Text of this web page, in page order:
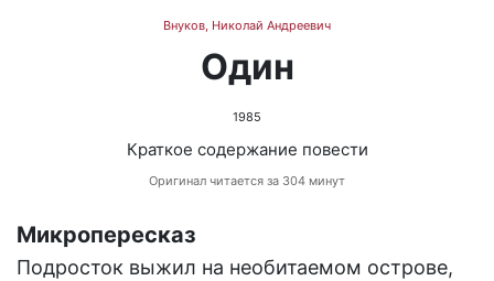
Внуков, Николай Андреевич
Один
1985
Краткое содержание повести
Оригинал читается за 304 минут
Микропересказ
Подросток выжил на необитаемом острове,